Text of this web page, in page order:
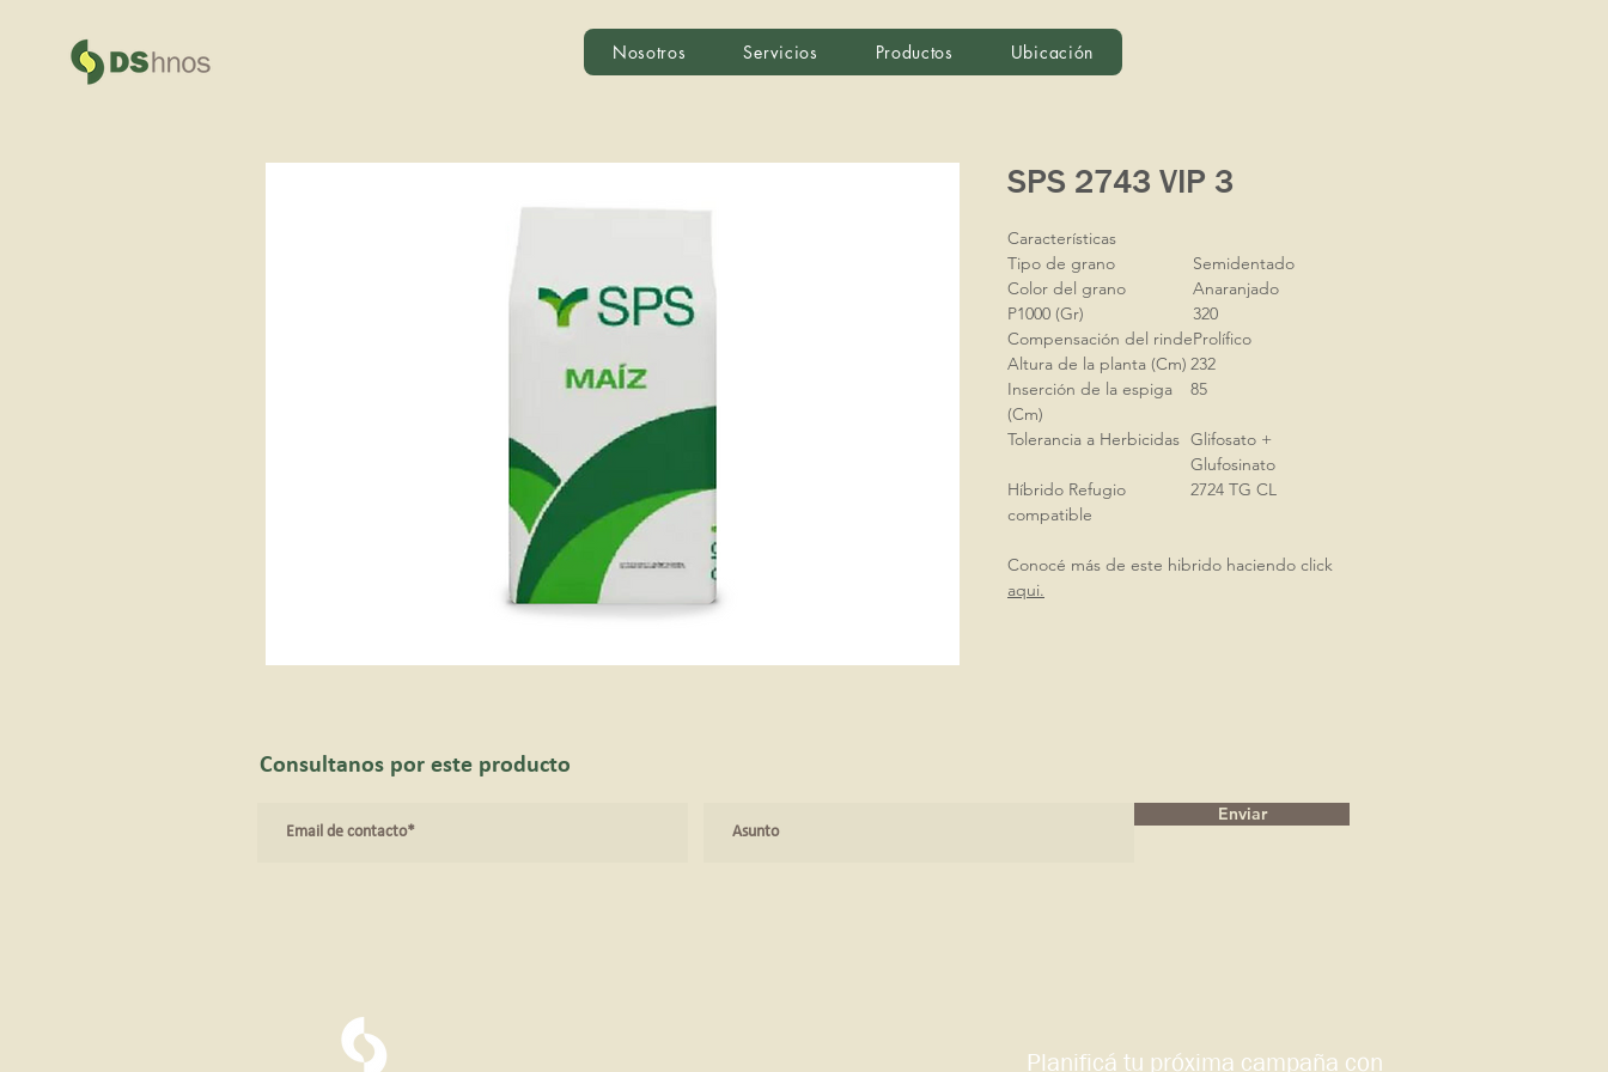
Nosotros Servicios Productos Ubicación
SPS 2743 VIP 3
Características
Tipo de grano
Semidentado
Color del grano
Anaranjado
P1000 (Gr)
320
Compensación del rindeProlífico
Altura de la planta (Cm) 232
Inserción de la espiga
(Cm)
85
Tolerancia a Herbicidas Glifosato +
Glufosinato
Híbrido Refugio
compatible
2724 TG CL
Conocé más de este hibrido haciendo click
aqui.
Consultanos por este producto
Enviar
Planificá tu próxima campaña con